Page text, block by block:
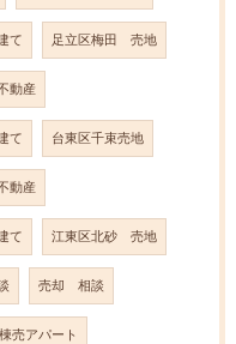
て 足立区梅田 売地
動産
て 台東区千束売地
動産
て 江東区北砂 売地
売却 相談
売アパート